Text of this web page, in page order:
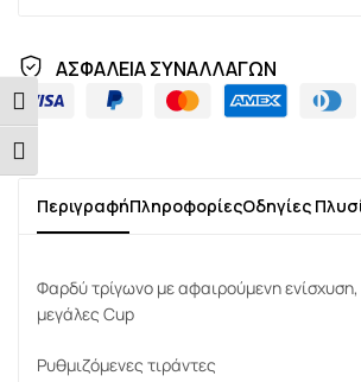
Εναλλαγή Υψηλής Αντίθεσης
Εναλλαγή Μεγέθους Γραμμάτων
ΑΣΦΑΛΕΙΑ ΣΥΝΑΛΛΑΓΩΝ
ΠεριγραφήΠληροφορίεςΟδηγίες
Φαρδύ τρίγωνο με αφαιρούμενη ενίσχυση,
μεγάλες Cup
Ρυθμιζόμενες τιράντες